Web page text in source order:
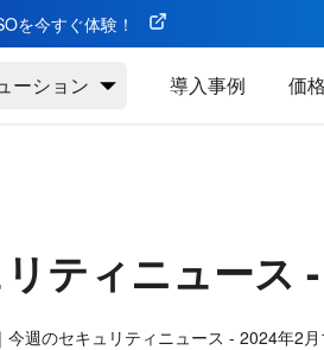
を今すぐ体験！
ーション 導入事例 価
ティニュース -
｜ 今週のセキュリティニュース - 2024年2月